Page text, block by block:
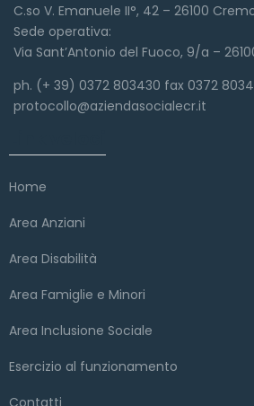
C.so V. Emanuele II°, 42 – 26100
Sede operativa:
Via Sant’Antonio del Fuoco, 9/a –
ph. (+ 39) 0372 803430 fax 0372
protocollo@aziendasocialecr.it
Home
Area Anziani
Area Disabilità
Area Famiglie e Minori
Area Inclusione Sociale
Esercizio al funzionamento
Contatti